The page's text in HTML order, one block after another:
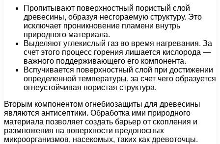
Пропитывают поверхностный пористый слой
древесины, образуя несгораемую структуру. Это
исключает проникновение пламени внутрь
природного материала.
Выделяют углекислый газ во время нагревания. За
счет этого процесс горения лишается кислорода —
важного поддерживающего его компонента.
Вспучивается поверхностный слой при достижении
определенной температуры, за счет чего образуется
огнеустойчивая пористая структура.
Вторым компонентом огнебиозащиты для древесины
являются антисептики. Обработка ими природного
материала позволяет создать барьер от скопления и
размножения на поверхности вредоносных
микроорганизмов, насекомых, таких как древоточцы.